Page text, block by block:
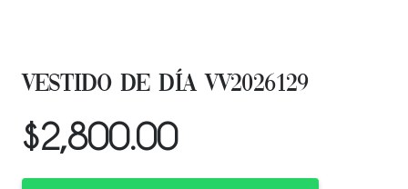
VESTIDO DE DÍA VV2026129
$2,800.00